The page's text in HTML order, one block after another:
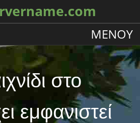
ΜΕΝΟΎ
στο
εμφανιστεί